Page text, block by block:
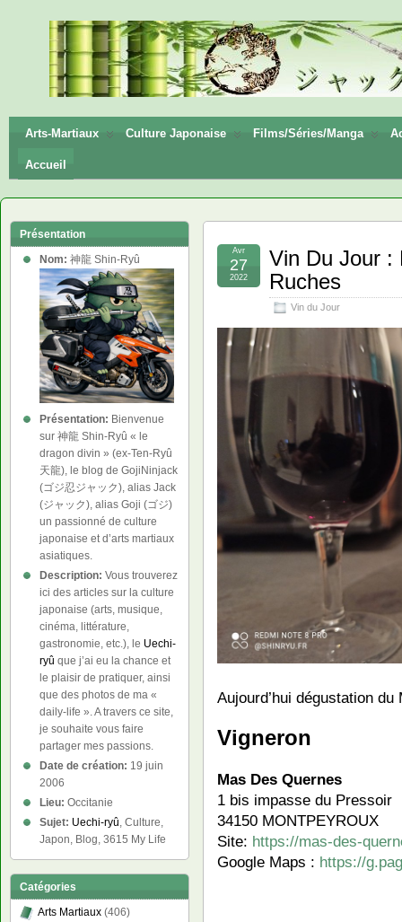
神龍
Shin-
Ryū
Arts-Martiaux Culture Japonaise Films/Séries/Manga
Accueil
Vin Du Jour :
Ruches
Vin du Jour
Avr
27
2022
Aujourd’hui dégustation
Vigneron
Mas Des Quernes
1 bis impasse du Pressoir
34150 MONTPEYROUX
Site: https://mas-des-
Google Maps : https://
Présentation
Nom: 神龍 Shin-Ryû
Présentation: Bienvenue
sur 神龍 Shin-Ryû « le
dragon divin » (ex-Ten-Ryû
天龍), le blog de GojiNinjack
(ゴジ忍ジャック), alias Jack
(ジャック), alias Goji (ゴジ)
un passionné de culture
japonaise et d’arts martiaux
asiatiques.
Description: Vous trouverez
ici des articles sur la culture
japonaise (arts, musique,
cinéma, littérature,
gastronomie, etc.), le Uechi-
ryû que j’ai eu la chance et
le plaisir de pratiquer, ainsi
que des photos de ma «
daily-life ». A travers ce site,
je souhaite vous faire
partager mes passions.
Date de création: 19 juin
2006
Lieu: Occitanie
Sujet: Uechi-ryû, Culture,
Japon, Blog, 3615 My Life
Catégories
Arts Martiaux (406)